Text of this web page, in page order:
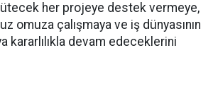
her projeye destek vermeye,
omuza çalışmaya ve iş dünyasının
kararlılıkla devam edeceklerini